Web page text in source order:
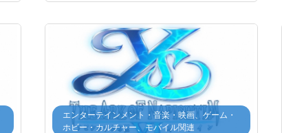
エンターテインメント・音楽・映画、ゲーム・
ホビー・カルチャー、モバイル関連